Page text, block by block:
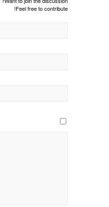
Feel free to contribute!